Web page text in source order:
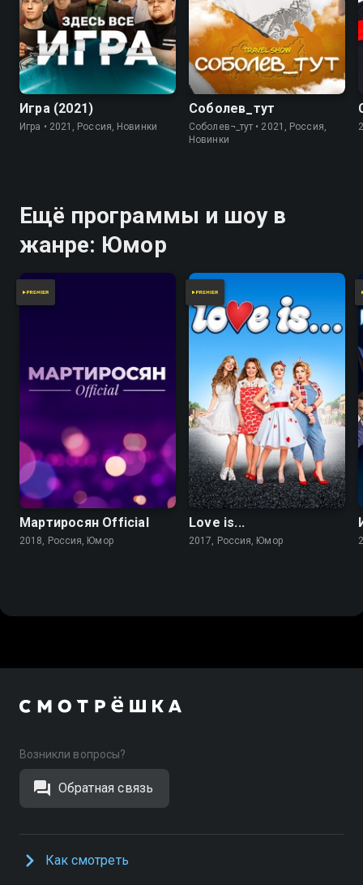
Посмотреть онлайн 6 сезон сериала Однажды в
России вы можете совершенно бесплатно в
хорошем HD качестве на Смотрёшке
7.8
Игра (2021)
Игра • 2021, Россия, Новинки
Соболев_тут
Соболев¬_тут • 2021, Россия,
Новинки
Ещё программы и шоу в
жанре: Юмор
Мартиросян Official
2018, Россия, Юмор
Love is...
2017, Россия, Юмор
Возникли вопросы?
Обратная связь
Как смотреть